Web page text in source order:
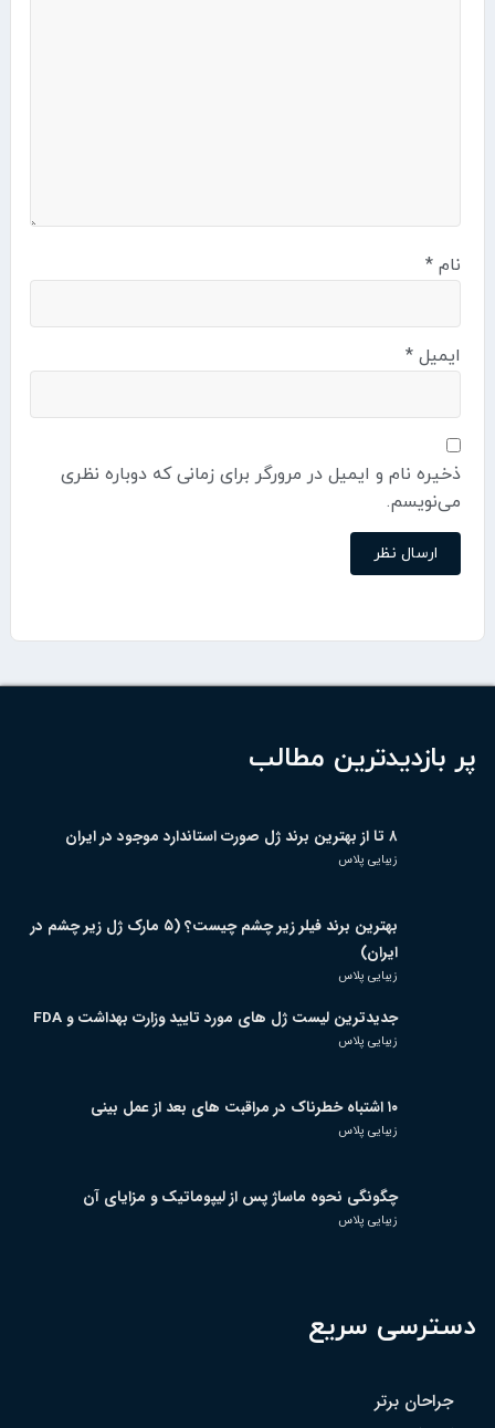
نام*
ایمیل*
ذخیره نام و ایمیل در مرورگر برای زمانی که دوباره نظری
می‌نویسم.
پر بازدیدترین مطالب
۸ تا از بهترین برند ژل صورت استاندارد موجود در ایران
زیبایی پلاس
بهترین برند فیلر زیر چشم چیست؟ (۵ مارک ژل زیر چشم در
ایران)
زیبایی پلاس
جدیدترین لیست ژل های مورد تایید وزارت بهداشت و FDA
زیبایی پلاس
۱۰ اشتباه خطرناک در مراقبت های بعد از عمل بینی
زیبایی پلاس
چگونگی نحوه ماساژ پس از لیپوماتیک و مزایای آن
زیبایی پلاس
دسترسی سریع
جراحان برتر